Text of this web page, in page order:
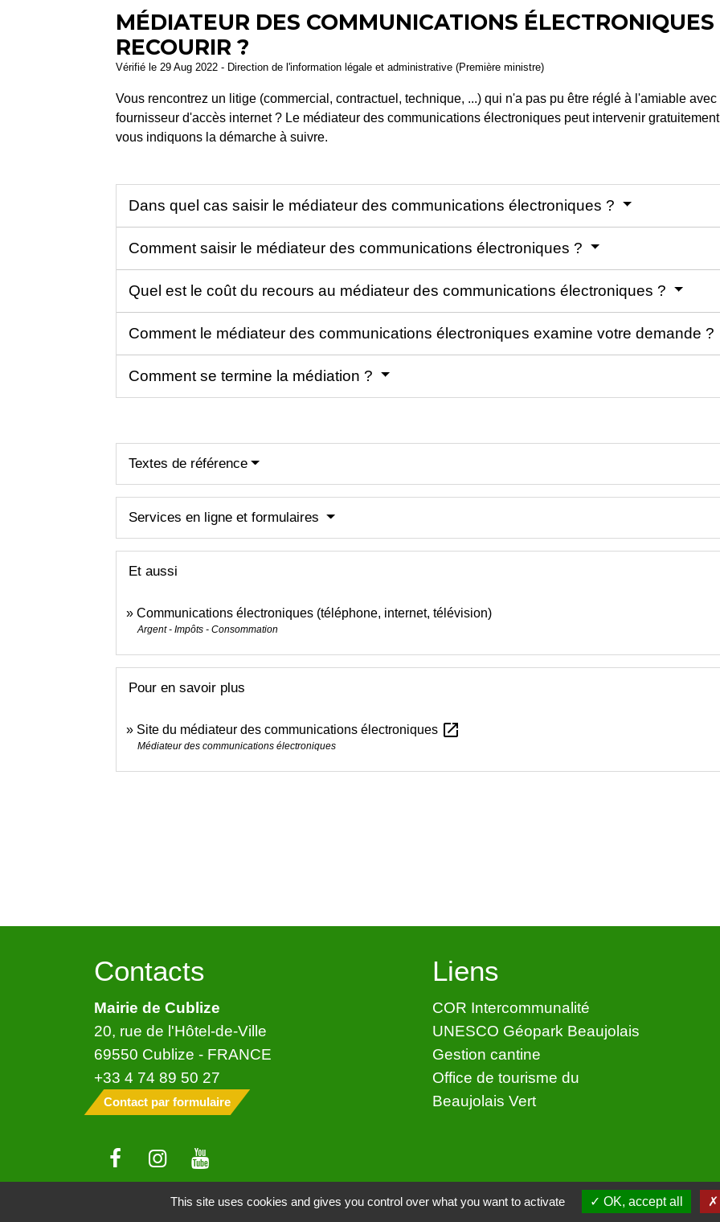
MÉDIATEUR DES COMMUNICATIONS
RECOURIR ?
Vérifié le 29 Aug 2022 - Direction de l'information légale et administrative (Première ministre)
Vous rencontrez un litige (commercial, contractuel, technique, ...) qui n'a pas pu être réglé à l'amiable
fournisseur d'accès internet ? Le médiateur des communications électroniques peut intervenir
vous indiquons la démarche à suivre.
Dans quel cas saisir le médiateur des communications électroniques ?
Comment saisir le médiateur des communications électroniques ?
Quel est le coût du recours au médiateur des communications électroniques ?
Comment le médiateur des communications électroniques examine votre demande ?
Comment se termine la médiation ?
Textes de référence
Services en ligne et formulaires
Et aussi
Communications électroniques (téléphone, internet, télévision)
Argent - Impôts - Consommation
Pour en savoir plus
Site du médiateur des communications électroniques open_in_new
Médiateur des communications électroniques
Contacts
Mairie de Cublize
20, rue de l'Hôtel-de-Ville
69550 Cublize - FRANCE
+33 4 74 89 50 27
Contact par formulaire
Liens
COR Intercommunalité
UNESCO Géopark Beaujolais
Gestion cantine
Office de tourisme du
Beaujolais Vert
This site uses cookies and gives you control over what you want to activate OK, accept all